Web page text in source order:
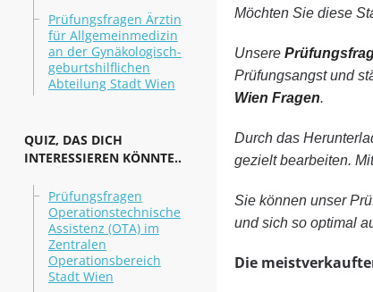
Prüfungsfragen Ärztin
für Allgemeinmedizin
an der Gynäkologisch-
geburtshilflichen
Abteilung Stadt Wien
QUIZ, DAS DICH
INTERESSIEREN KÖNNTE..
Prüfungsfragen
Operationstechnische
Assistenz (OTA) im
Zentralen
Operationsbereich
Stadt Wien
Möchten Sie diese
Unsere
Prüfungsangst und
Wien Fragen.
Durch das
gezielt bearbeiten.
Sie können unser
und sich so optimal
Die